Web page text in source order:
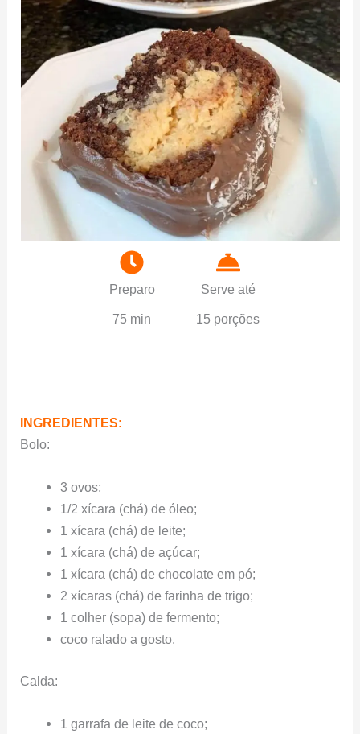
Preparo
75 min
Serve até
15 porções
INGREDIENTES:
Bolo:
3 ovos;
1/2 xícara (chá) de óleo;
1 xícara (chá) de leite;
1 xícara (chá) de açúcar;
1 xícara (chá) de chocolate em pó;
2 xícaras (chá) de farinha de trigo;
1 colher (sopa) de fermento;
coco ralado a gosto.
Calda:
1 garrafa de leite de coco;